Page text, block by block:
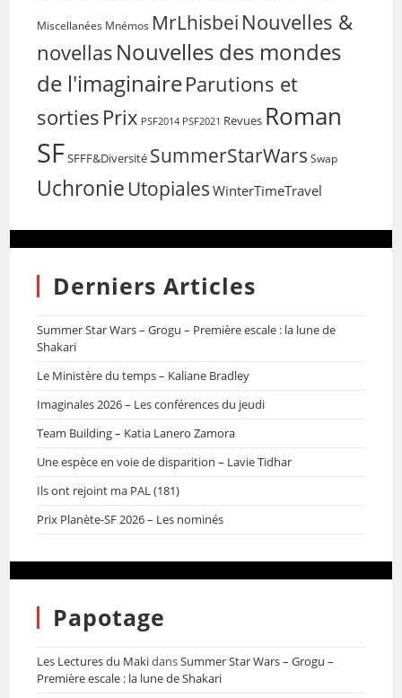
Miscellanées Mnémos MrLhisbei Nouvelles &
novellas Nouvelles des mondes
de l'imaginaireParutions et
sorties Prix PSF2014 PSF2021 Revues Roman
SFSFFF&Diversité SummerStarWars Swap
Uchronie Utopiales WinterTimeTravel
Derniers Articles
Summer Star Wars – Grogu – Première escale : la lune de
Shakari
Le Ministère du temps – Kaliane Bradley
Imaginales 2026 – Les conférences du jeudi
Team Building – Katia Lanero Zamora
Une espèce en voie de disparition – Lavie Tidhar
Ils ont rejoint ma PAL (181)
Prix Planète-SF 2026 – Les nominés
Papotage
Les Lectures du MakidansSummer Star Wars – Grogu –
Première escale : la lune de Shakari